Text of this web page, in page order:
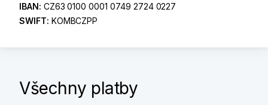
IBAN: CZ63 0100 0001 0749 2724 0227
SWIFT: KOMBCZPP
Všechny platby